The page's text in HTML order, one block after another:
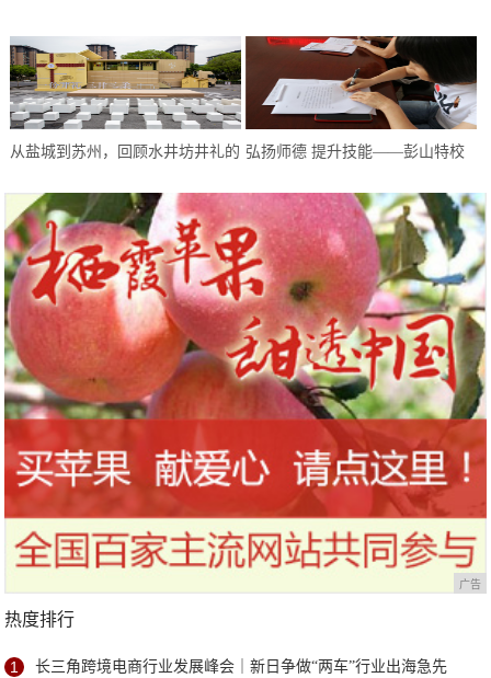
从盐城到苏州，回顾水井坊井礼的 弘扬师德 提升技能——彭山特校
广告
热度排行
1 长三角跨境电商行业发展峰会｜新日争做“两车”行业出海急先